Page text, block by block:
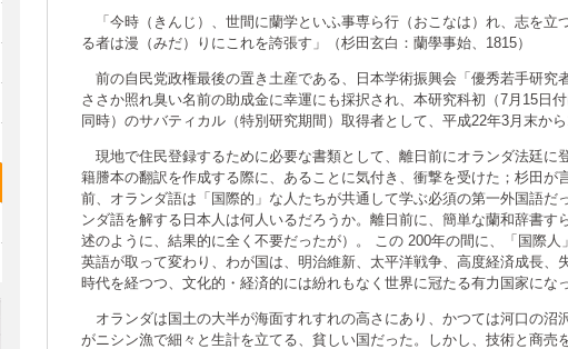
「今時（きんじ）、世間に蘭学といふ事専ら行（おこなは）れ、志を立
る者は漫（みだ）りにこれを誇張す」（杉田玄白：蘭學事始、1815）
前の自民党政権最後の置き土産である、日本学術振興会「優秀若手研究
ささか照れ臭い名前の助成金に幸運にも採択され、本研究科初（7月15日
同時）のサバティカル（特別研究期間）取得者として、平成22年3月末から
現地で住民登録するために必要な書類として、離日前にオランダ法廷に
籍謄本の翻訳を作成する際に、あることに気付き、衝撃を受けた；杉田が
前、オランダ語は「国際的」な人たちが共通して学ぶ必須の第一外国語だ
ンダ語を解する日本人は何人いるだろうか。離日前に、簡単な蘭和辞書す
述のように、結果的に全く不要だったが）。 この 200年の間に、「国際人
英語が取って変わり、わが国は、明治維新、太平洋戦争、高度経済成長、
時代を経つつ、文化的・経済的には紛れもなく世界に冠たる有力国家になっ
オランダは国土の大半が海面すれすれの高さにあり、かつては河口の沼
がニシン漁で細々と生計を立てる、貧しい国だった。しかし、技術と商売